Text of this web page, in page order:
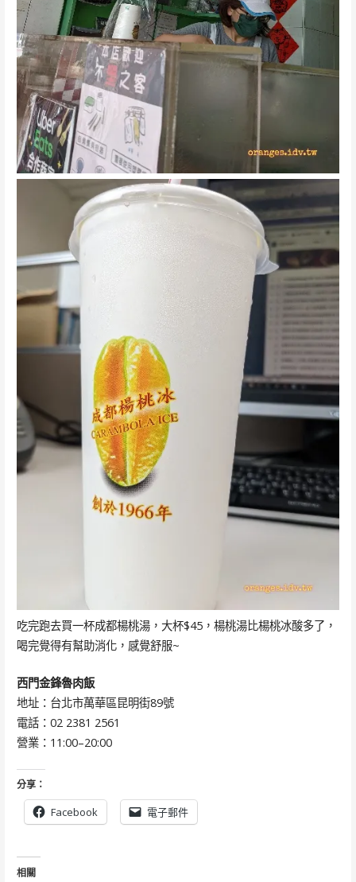
吃完跑去買一杯成都楊桃湯，大杯$45，楊桃湯比楊桃冰酸多了，
喝完覺得有幫助消化，感覺舒服~
西門金鋒魯肉飯
地址：台北市萬華區昆明街89號
電話：02 2381 2561
營業：11:00–20:00
分享：
Facebook 電子郵件
相關